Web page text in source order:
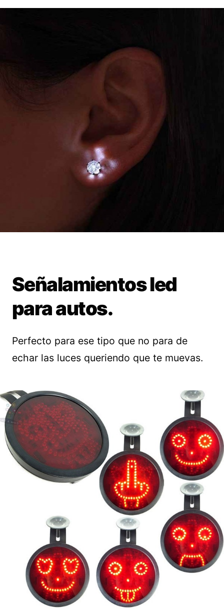
Señalamientos led
para autos.
Perfecto para ese tipo que no para de
echar las luces queriendo que te muevas.